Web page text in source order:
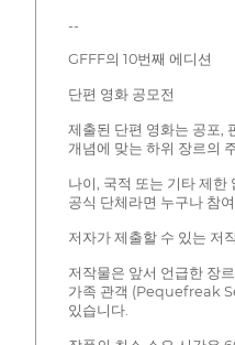
--
GFFF의 10번째 에디션
단편 영화 공모전
제출된 단편 영화는 공포,
개념에 맞는 하위 장르의
나이, 국적 또는 기타 제한
공식 단체라면 누구나 참
저자가 제출할 수 있는 저
저작물은 앞서 언급한 장
가족 관객 (Pequefreak
있습니다.